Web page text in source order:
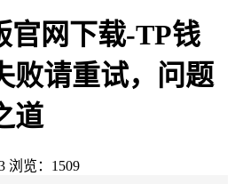
官网下载-TP钱
败请重试，问题
道
浏览：1509